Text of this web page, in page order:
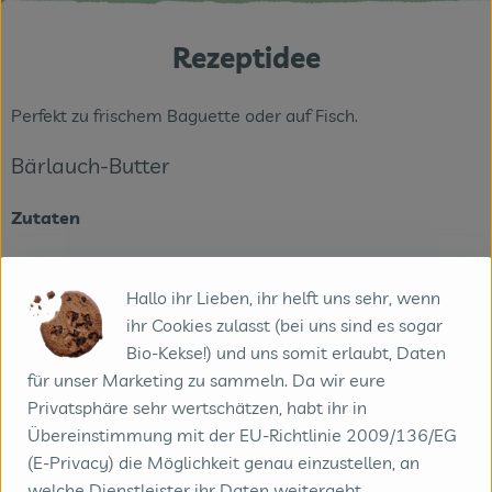
Rezeptidee
Perfekt zu frischem Baguette oder auf Fisch.
Bärlauch-Butter
Zutaten
250 gButter, weich
2 BundBärlauch
2 ELZitronensaft
1 Prise Salz
1 PrisePfeffer
Hallo ihr Lieben, ihr helft uns sehr, wenn
ihr Cookies zulasst (bei uns sind es sogar
Bio-Kekse!) und uns somit erlaubt, Daten
für unser Marketing zu sammeln. Da wir eure
Privatsphäre sehr wertschätzen, habt ihr in
Übereinstimmung mit der EU-Richtlinie 2009/136/EG
(E-Privacy) die Möglichkeit genau einzustellen, an